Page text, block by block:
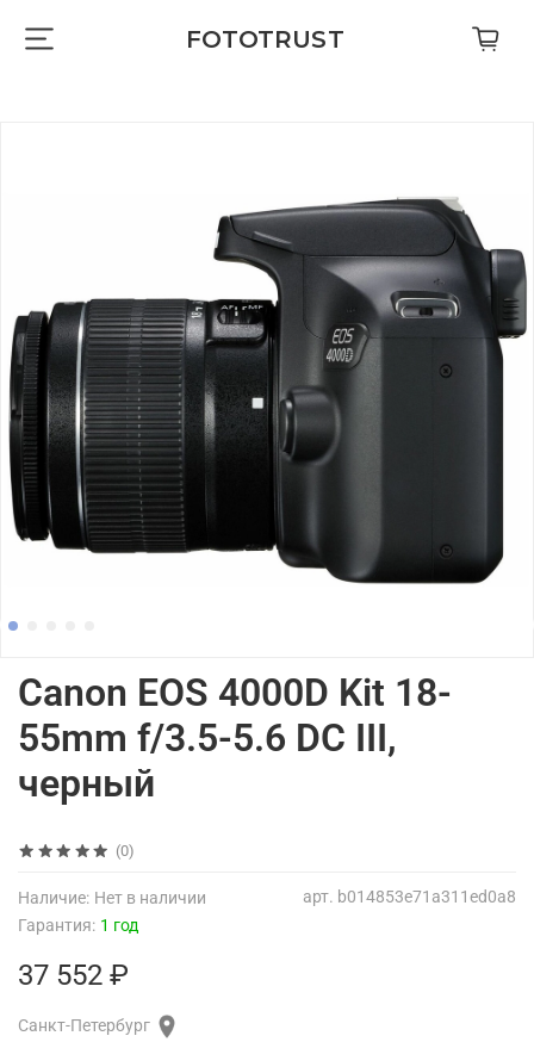
FOTOTRUST
(0)
арт. b014853e71a311ed0a8
Наличие: Нет в наличии
Гарантия: 1 год
Canon EOS 4000D Kit 18-
55mm f/3.5-5.6 DC III,
черный
37 552 ₽
Санкт-Петербург